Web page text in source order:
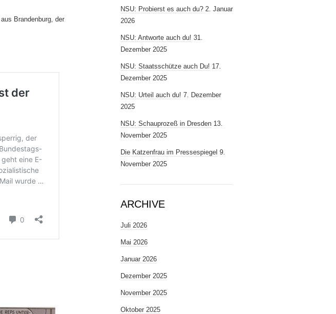
aus Brandenburg, der
NSU: Probierst es auch du? 2. Januar
2026
NSU: Antworte auch du! 31.
Dezember 2025
NSU: Staatsschütze auch Du! 17.
Dezember 2025
NSU: Urteil auch du! 7. Dezember
2025
NSU: Schauprozeß in Dresden 13.
November 2025
Die Katzenfrau im Pressespiegel 9.
November 2025
ARCHIVE
Juli 2026
Mai 2026
Januar 2026
Dezember 2025
November 2025
Oktober 2025